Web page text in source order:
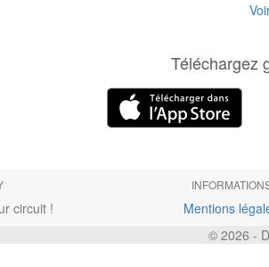
Téléchargez
circuit ! Mentions
© 2026 -